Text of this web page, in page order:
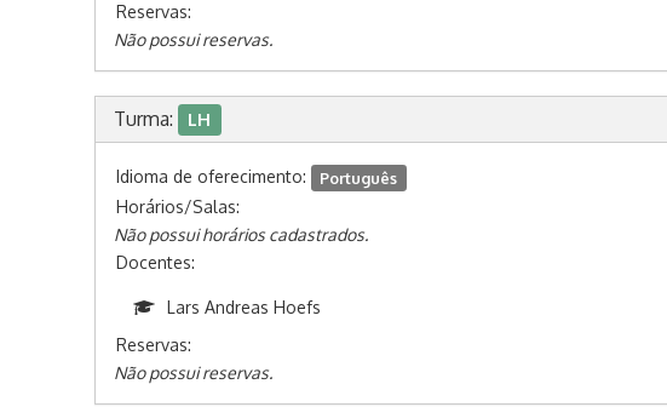
Reservas:
Não possui reservas.
Turma: LH
Idioma de oferecimento: Português
Horários/Salas:
Não possui horários cadastrados.
Docentes:
Lars Andreas Hoefs
Reservas:
Não possui reservas.